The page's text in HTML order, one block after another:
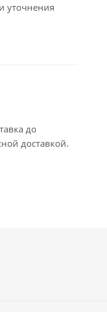
уточнения
до
доставкой.